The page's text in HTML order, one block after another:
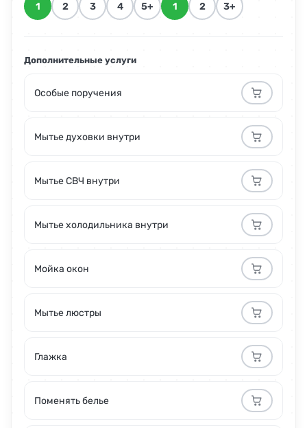
1 2 3 4 5+ 1 2 3+
Дополнительные услуги
Особые поручения
Мытье духовки внутри
Мытье СВЧ внутри
Мытье холодильника внутри
Мойка окон
Мытье люстры
Глажка
Поменять белье